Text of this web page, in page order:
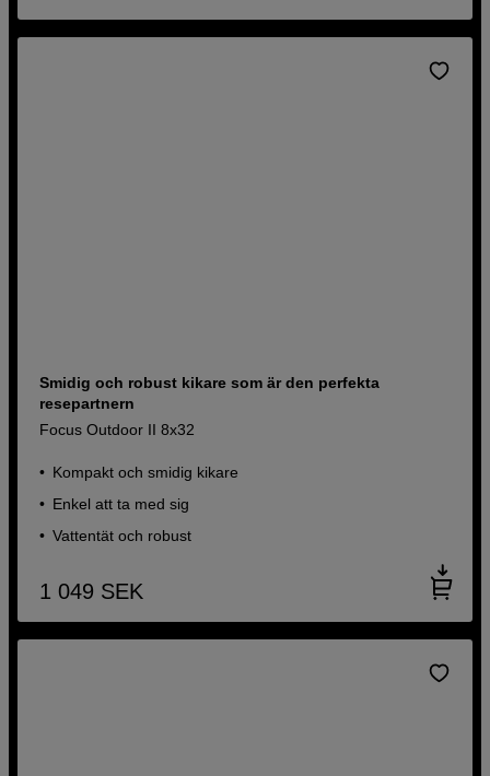
Smidig och robust kikare som är den perfekta
resepartnern
Focus Outdoor II 8x32
Kompakt och smidig kikare
Enkel att ta med sig
Vattentät och robust
1 049 SEK